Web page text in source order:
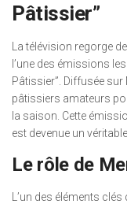
Pâtissier”
La télévision regorge
l’une des émissions
Pâtissier”. Diffusée
pâtissiers amateurs
la saison. Cette
est devenue un
Le rôle de
L’un des éléments